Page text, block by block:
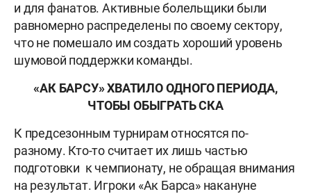
и для фанатов. Активные болельщики были
равномерно распределены по своему сектору,
что не помешало им создать хороший уровень
шумовой поддержки команды.
«АК БАРСУ» ХВАТИЛО ОДНОГО ПЕРИОДА,
ЧТОБЫ ОБЫГРАТЬ СКА
К предсезонным турнирам относятся по-
разному. Кто-то считает их лишь частью
подготовки к чемпионату, не обращая внимания
на результат. Игроки «Ак Барса» накануне